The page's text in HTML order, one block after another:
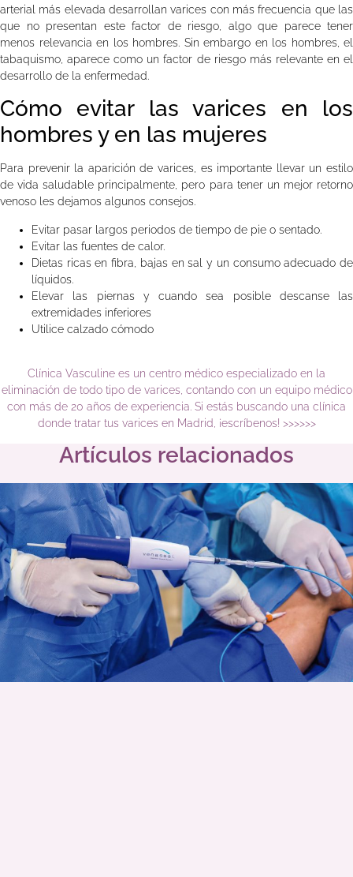
arterial más elevada desarrollan varices con más frecuencia que las
que no presentan este factor de riesgo, algo que parece tener
menos relevancia en los hombres. Sin embargo en los hombres, el
tabaquismo, aparece como un factor de riesgo más relevante en el
desarrollo de la enfermedad.
Cómo evitar las varices en los
hombres y en las mujeres
Para prevenir la aparición de varices, es importante llevar un estilo
de vida saludable principalmente, pero para tener un mejor retorno
venoso les dejamos algunos consejos.
Evitar pasar largos periodos de tiempo de pie o sentado.
Evitar las fuentes de calor.
Dietas ricas en fibra, bajas en sal y un consumo adecuado de
líquidos.
Elevar las piernas y cuando sea posible descanse las
extremidades inferiores
Utilice calzado cómodo
Clínica Vasculine es un centro médico especializado en la
eliminación de todo tipo de varices, contando con un equipo médico
con más de 20 años de experiencia. Si estás buscando una clínica
donde tratar tus varices en Madrid, ¡escríbenos! >>>>>>
Artículos relacionados